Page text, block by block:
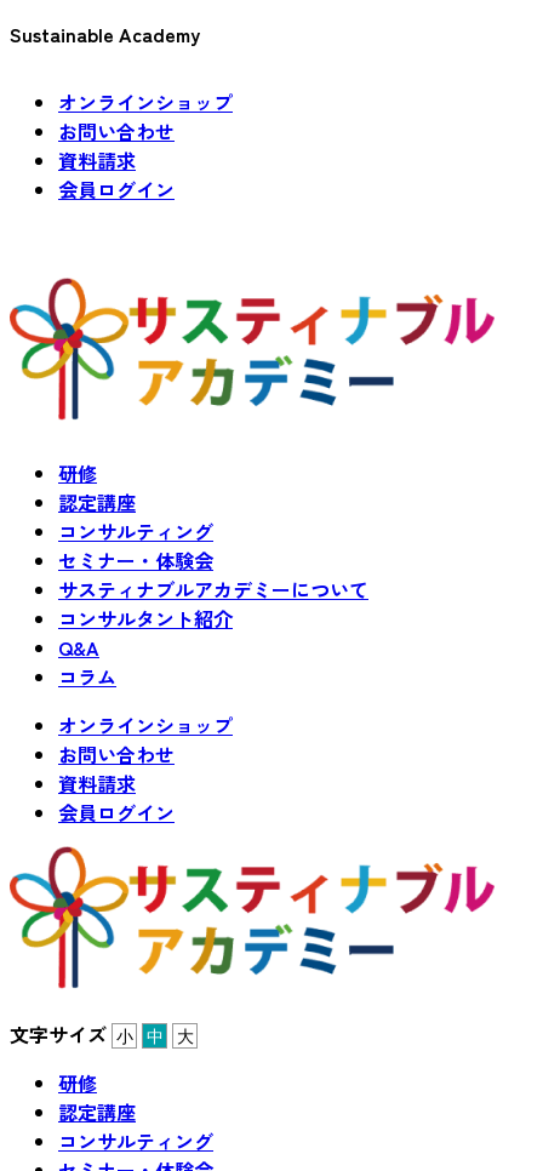
Sustainable Academy
オンラインショップ
お問い合わせ
資料請求
会員ログイン
研修
認定講座
コンサルティング
セミナー・体験会
サスティナブルアカデミーについて
コンサルタント紹介
Q&A
コラム
オンラインショップ
お問い合わせ
資料請求
会員ログイン
文字サイズ 小 中 大
研修
認定講座
コンサルティング